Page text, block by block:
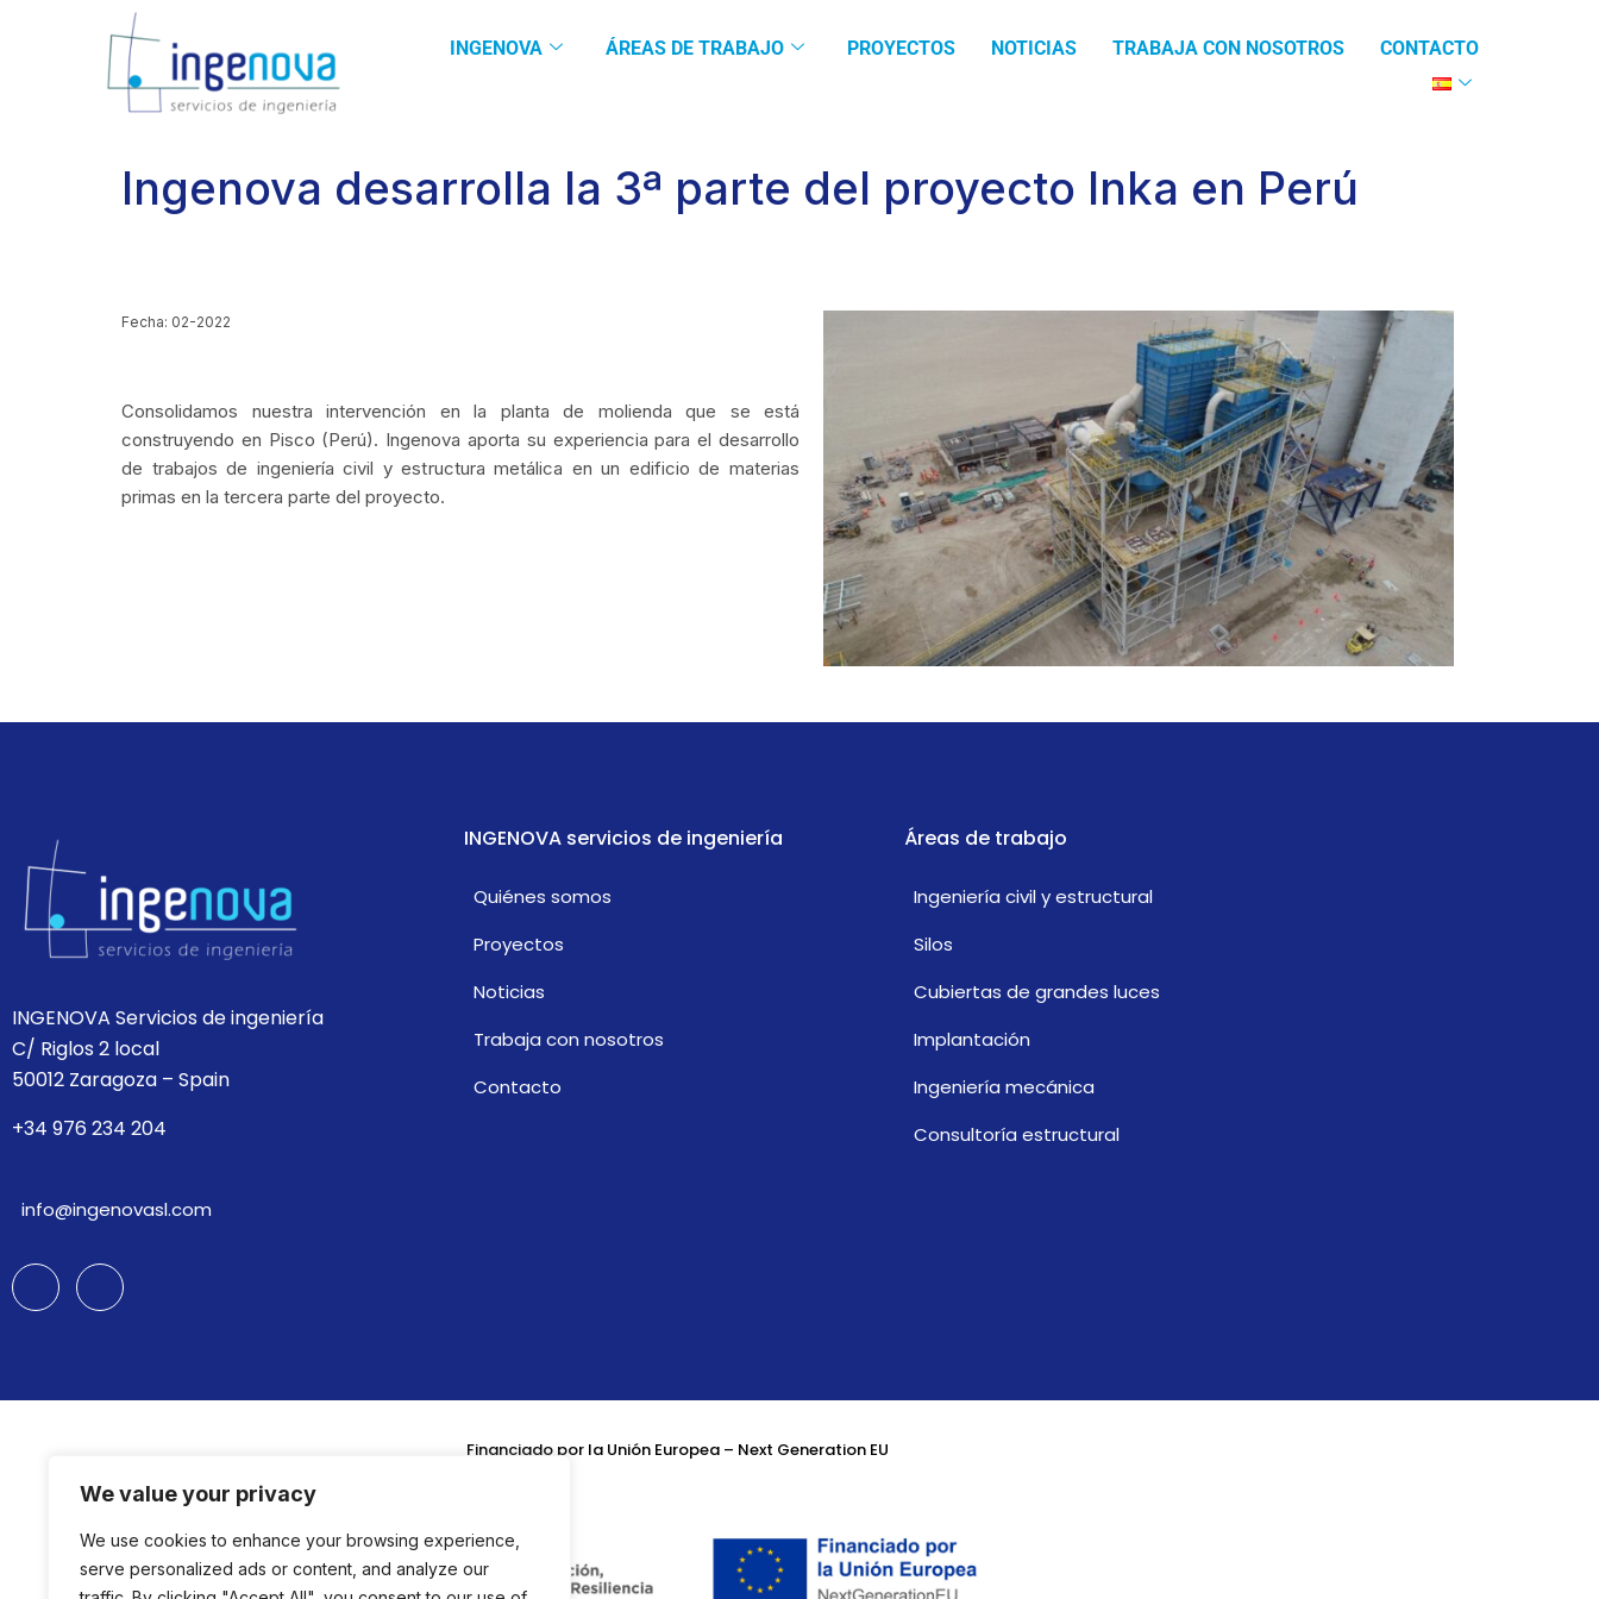
We value your privacy
We use cookies to enhance your browsing experience,
serve personalized ads or content, and analyze our
INGENOVA ÁREAS DE TRABAJO PROYECTOS NOTICIAS TRABAJA CON NOSOTROS CONTACTO
Ingenova desarrolla la 3ª parte del proyecto Inka en Perú
Fecha: 02-2022
Consolidamos nuestra intervención en la planta de molienda que se está
construyendo en Pisco (Perú). Ingenova aporta su experiencia para el desarrollo
de trabajos de ingeniería civil y estructura metálica en un edificio de materias
primas en la tercera parte del proyecto.
INGENOVA Servicios de ingeniería
C/ Riglos 2 local
50012 Zaragoza – Spain
+34 976 234 204
info@ingenovasl.com
INGENOVA servicios de ingeniería
Quiénes somos
Proyectos
Noticias
Trabaja con nosotros
Contacto
Áreas de trabajo
Ingeniería civil y estructural
Silos
Cubiertas de grandes luces
Implantación
Ingeniería mecánica
Consultoría estructural
Financiado por la Unión Europea – Next Generation EU